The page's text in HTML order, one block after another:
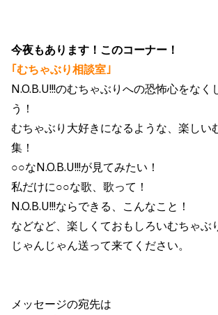
今夜もあります！このコーナー！
｢むちゃぶり相談室｣
N.O.B.U!!!のむちゃぶりへの恐怖心をなく
う！
むちゃぶり大好きになるような、楽しい
集！
○○なN.O.B.U!!!が見てみたい！
私だけに○○な歌、歌って！
N.O.B.U!!!ならできる、こんなこと！
などなど、楽しくておもしろいむちゃぶ
じゃんじゃん送って来てください。
メッセージの宛先は